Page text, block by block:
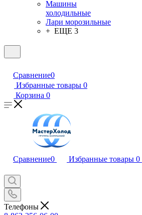
Машины
холодильные
Лари морозильные
+ ЕЩЕ 3
Сравнение0
Избранные товары 0
Корзина 0
Сравнение0 Избранные товары 0
Телефоны